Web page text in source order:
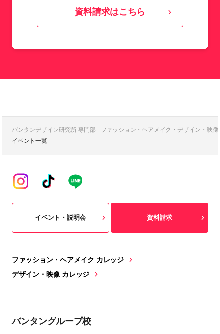
資料請求はこちら
バンタンデザイン研究所 専門部 - ファッション・ヘアメイク・デザイン・映
イベント一覧
ファッション・ヘアメイク カレッジ
デザイン・映像 カレッジ
イベント・説明会 資料請求
バンタングループ校